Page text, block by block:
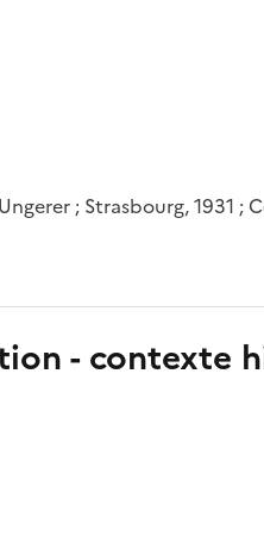
; Strasbourg, 1931 ;
- contexte